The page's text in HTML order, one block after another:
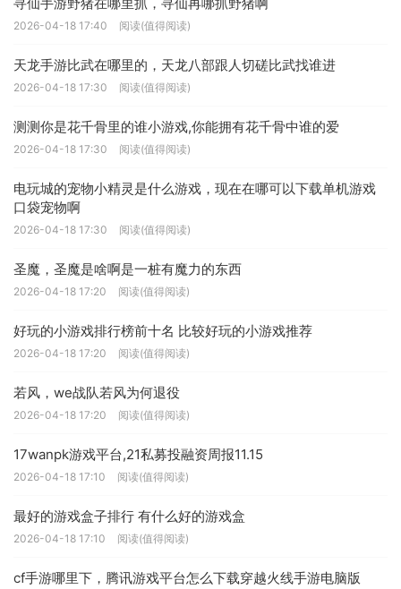
2026-04-18 17:40 阅读(值得阅读)
天龙手游比武在哪里的，天龙八部跟人切磋比武找谁进
2026-04-18 17:30 阅读(值得阅读)
测测你是花千骨里的谁小游戏,你能拥有花千骨中谁的爱
2026-04-18 17:30 阅读(值得阅读)
电玩城的宠物小精灵是什么游戏，现在在哪可以下载单机游戏
口袋宠物啊
2026-04-18 17:30 阅读(值得阅读)
圣魔，圣魔是啥啊是一桩有魔力的东西
2026-04-18 17:20 阅读(值得阅读)
好玩的小游戏排行榜前十名 比较好玩的小游戏推荐
2026-04-18 17:20 阅读(值得阅读)
若风，we战队若风为何退役
2026-04-18 17:20 阅读(值得阅读)
17wanpk游戏平台,21私募投融资周报11.15
2026-04-18 17:10 阅读(值得阅读)
最好的游戏盒子排行 有什么好的游戏盒
2026-04-18 17:10 阅读(值得阅读)
cf手游哪里下，腾讯游戏平台怎么下载穿越火线手游电脑版